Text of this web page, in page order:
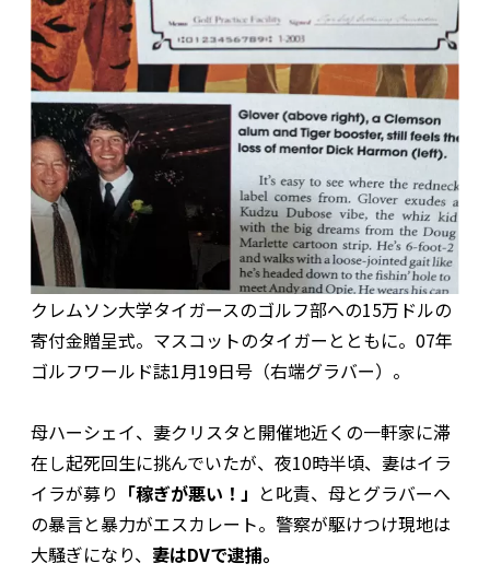
クレムソン大学タイガースのゴルフ部への15万ドルの
寄付金贈呈式。マスコットのタイガーとともに。07年
ゴルフワールド誌1月19日号（右端グラバー）。
母ハーシェイ、妻クリスタと開催地近くの一軒家に滞
在し起死回生に挑んでいたが、夜10時半頃、妻はイラ
イラが募り 「稼ぎが悪い！」 と叱責、母とグラバーへ
の暴言と暴力がエスカレート。警察が駆けつけ現地は
大騒ぎになり、 妻はDVで逮捕。